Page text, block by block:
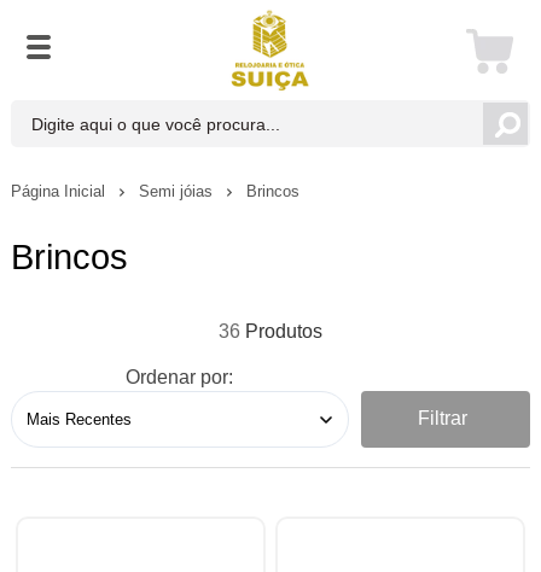
Página Inicial Semi jóias Brincos
Brincos
36
Ordenar por:
Filtrar